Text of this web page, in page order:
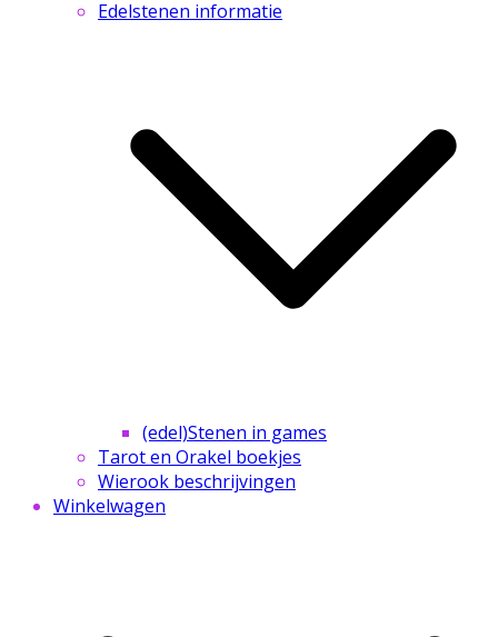
Edelstenen informatie
(edel)Stenen in games
Tarot en Orakel boekjes
Wierook beschrijvingen
Winkelwagen